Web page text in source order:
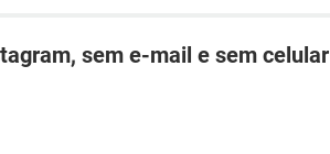
sem e-mail e sem celular